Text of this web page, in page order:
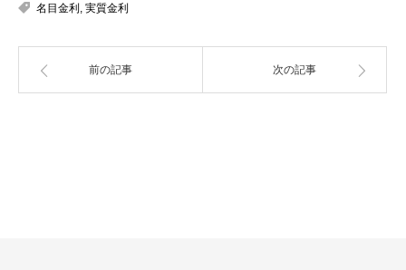
名目金利 実質金利
前の記事 次の記事